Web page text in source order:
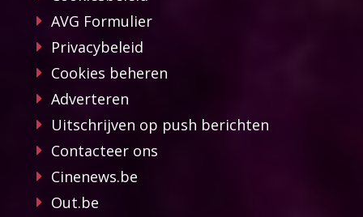
AVG Formulier
Privacybeleid
Cookies beheren
Adverteren
Uitschrijven op push berichten
Contacteer ons
Cinenews.be
Out.be